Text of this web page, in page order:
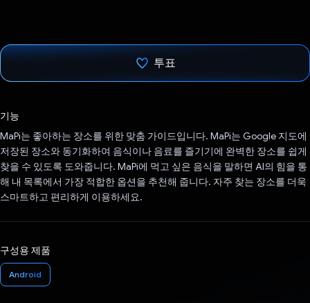
투표
기능
MaPi는 좋아하는 장소를 위한 맞춤 가이드입니다. MaPi는 Google 지도에
저장된 장소와 동기화하여 음식이나 음료를 즐기기에 완벽한 장소를 쉽게
찾을 수 있도록 도와줍니다. MaPi에 먹고 싶은 음식을 말하면 AI의 힘을 통
해 내 목록에서 가장 적합한 옵션을 추천해 줍니다. 자주 찾는 장소를 더욱
스마트하고 편리하게 이용하세요.
구성용 제품
Android